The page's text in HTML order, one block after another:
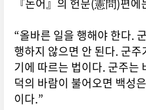
『논어』의 헌문(憲問)편
“올바른 일을 행해야 한다.
행하지 않으면 안 된다. 군
기에 따르는 법이다. 군주는
덕의 바람이 불어오면 백성
이다.”